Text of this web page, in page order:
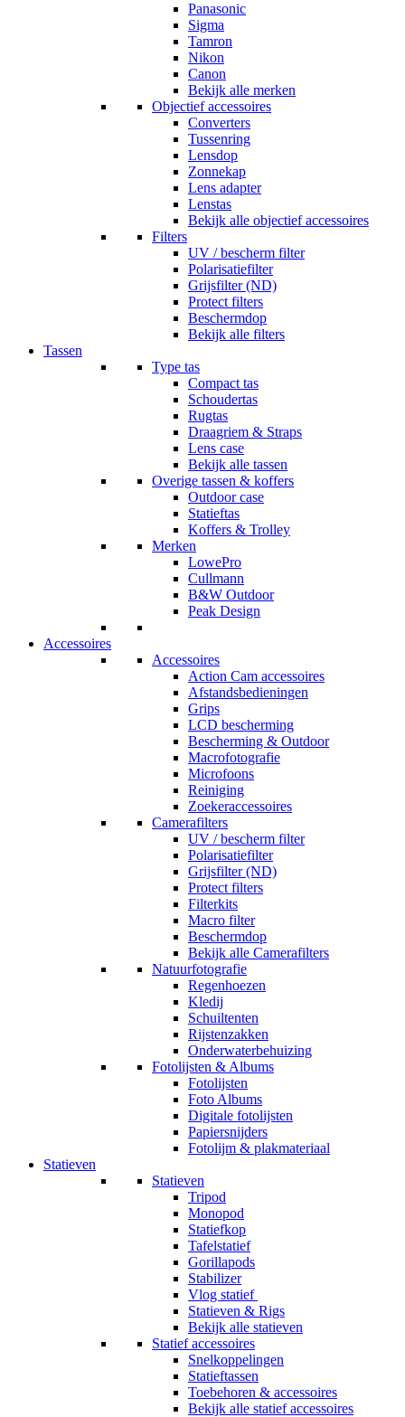
Panasonic
Sigma
Tamron
Nikon
Canon
Bekijk alle merken
Objectief accessoires
Converters
Tussenring
Lensdop
Zonnekap
Lens adapter
Lenstas
Bekijk alle objectief accessoires
Filters
UV / bescherm filter
Polarisatiefilter
Grijsfilter (ND)
Protect filters
Beschermdop
Bekijk alle filters
Tassen
Type tas
Compact tas
Schoudertas
Rugtas
Draagriem & Straps
Lens case
Bekijk alle tassen
Overige tassen & koffers
Outdoor case
Statieftas
Koffers & Trolley
Merken
LowePro
Cullmann
B&W Outdoor
Peak Design
Accessoires
Accessoires
Action Cam accessoires
Afstandsbedieningen
Grips
LCD bescherming
Bescherming & Outdoor
Macrofotografie
Microfoons
Reiniging
Zoekeraccessoires
Camerafilters
UV / bescherm filter
Polarisatiefilter
Grijsfilter (ND)
Protect filters
Filterkits
Macro filter
Beschermdop
Bekijk alle Camerafilters
Natuurfotografie
Regenhoezen
Kledij
Schuiltenten
Rijstenzakken
Onderwaterbehuizing
Fotolijsten & Albums
Fotolijsten
Foto Albums
Digitale fotolijsten
Papiersnijders
Fotolijm & plakmateriaal
Statieven
Statieven
Tripod
Monopod
Statiefkop
Tafelstatief
Gorillapods
Stabilizer
Vlog statief
Statieven & Rigs
Bekijk alle statieven
Statief accessoires
Snelkoppelingen
Statieftassen
Toebehoren & accessoires
Bekijk alle statief accessoires